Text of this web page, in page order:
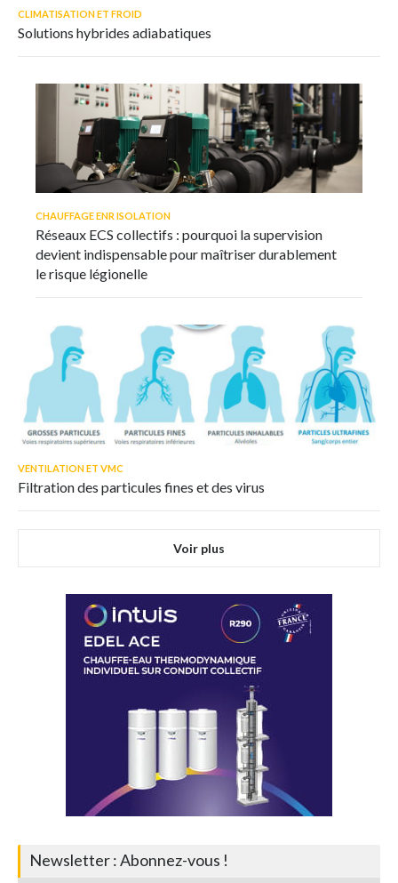
CLIMATISATION ET FROID
Solutions hybrides adiabatiques
CHAUFFAGE ENR ISOLATION
Réseaux ECS collectifs : pourquoi la supervision
devient indispensable pour maîtriser durablement
le risque légionelle
VENTILATION ET VMC
Filtration des particules fines et des virus
Voir plus
Newsletter : Abonnez-vous !